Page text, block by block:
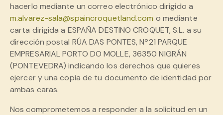
hacerlo mediante un correo electrónico dirigido a
m.alvarez-sala@spaincroquetland.com o mediante
carta dirigida a ESPAÑA DESTINO CROQUET, S.L. a su
dirección postal RÚA DAS PONTES, Nº21 PARQUE
EMPRESARIAL PORTO DO MOLLE, 36350 NIGRÁN
(PONTEVEDRA) indicando los derechos que quieres
ejercer y una copia de tu documento de identidad por
ambas caras.
Nos comprometemos a responder a la solicitud en un